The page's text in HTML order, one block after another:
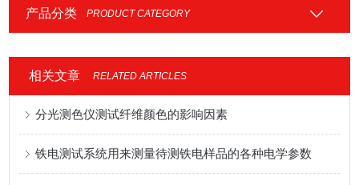
产品分类 PRODUCT CATEGORY
相关文章 RELATED ARTICLES
分光测色仪测试纤维颜色的影响因素
铁电测试系统用来测量待测铁电样品的各种电学参数